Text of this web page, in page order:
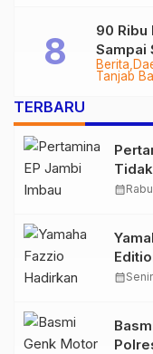
Berita
Tanjab
90 Ribu
Sampai
Audit
TERBARU
calendar_month
calendar_month